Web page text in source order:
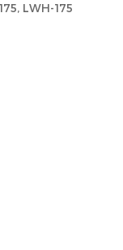
LWH-175